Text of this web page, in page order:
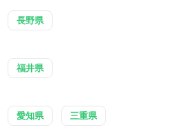
長野県
福井県
愛知県 三重県